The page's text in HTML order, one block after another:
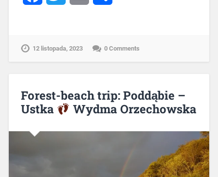
12 listopada, 2023 0 Comments
Forest-beach trip: Poddąbie –
Ustka
Wydma Orzechowska